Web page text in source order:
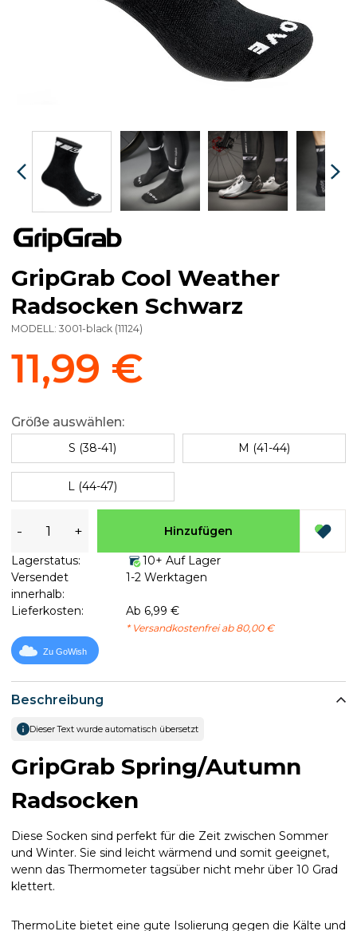
Beschreibung
Dieser Text wurde automatisch übersetzt
GripGrab Spring/Autumn
Radsocken
Diese Socken sind perfekt für die Zeit zwischen Sommer
und Winter. Sie sind leicht wärmend und somit geeignet,
wenn das Thermometer tagsüber nicht mehr über 10 Grad
klettert.
ThermoLite bietet eine gute Isolierung gegen die Kälte und
GripGrab Cool Weather
Radsocken Schwarz
MODELL: 3001-black (11124)
11,99 €
Größe auswählen:
S (38-41) M (41-44)
L (44-47)
- + Hinzufügen
Lagerstatus:
10+ Auf Lager
Versendet
innerhalb:
1-2 Werktagen
Lieferkosten: Ab 6,99 €
* Versandkostenfrei ab 80,00 €
Zu GoWish